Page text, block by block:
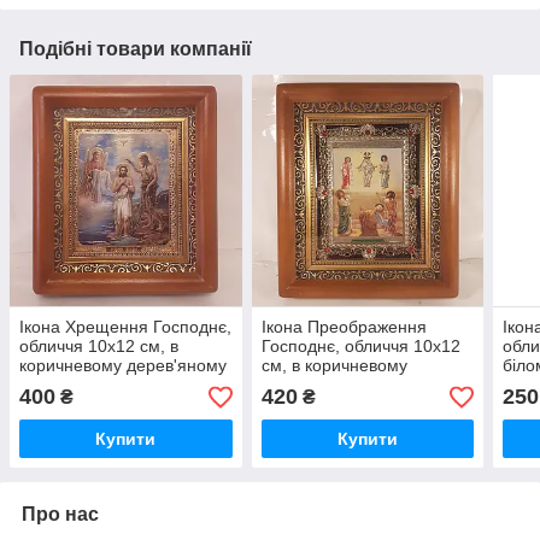
Подібні товари компанії
Ікона Хрещення Господнє,
обличчя 10х12 см, в
коричневому дерев'яному
кіоті
400 ₴
Купити
Ікона Преображення
Господнє, обличчя 10х12
см, в коричневому
дерев'яному кіоті з
камінням
420₴
Купити
250
Про нас